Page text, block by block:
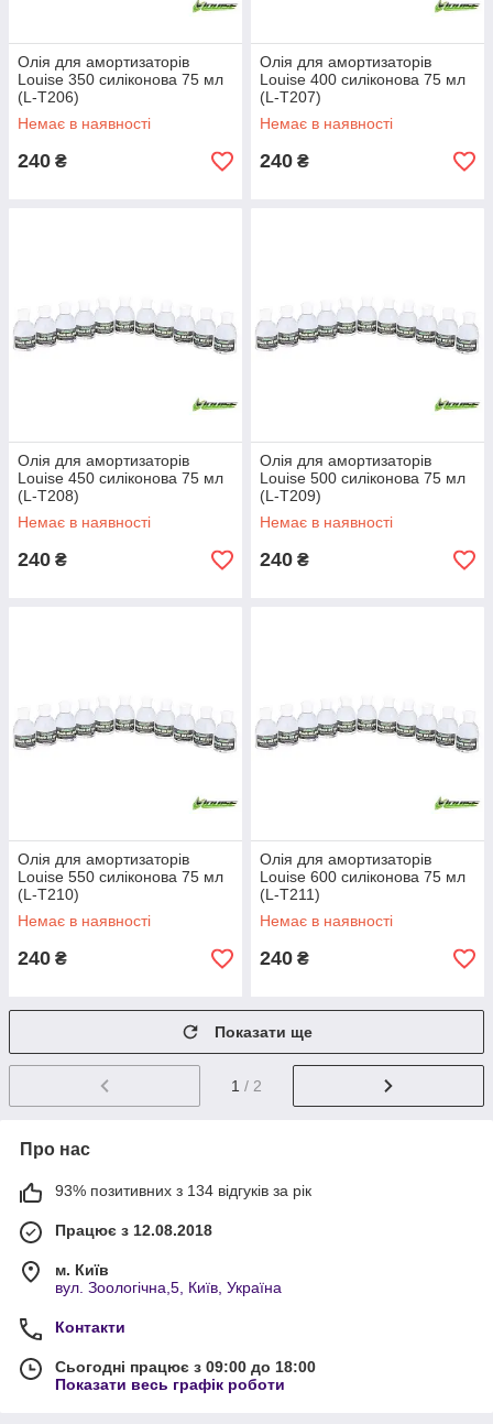
Олія для амортизаторів
Louise 350 силіконова 75 мл
(L-T206)
Немає в наявності
240 ₴
Олія для амортизаторів
Louise 400 силіконова 75 мл
(L-T207)
Немає в наявності
240 ₴
Олія для амортизаторів
Louise 450 силіконова 75 мл
(L-T208)
Немає в наявності
240 ₴
Олія для амортизаторів
Louise 500 силіконова 75 мл
(L-T209)
Немає в наявності
240 ₴
Олія для амортизаторів
Louise 550 силіконова 75 мл
(L-T210)
Немає в наявності
240 ₴
Олія для амортизаторів
Louise 600 силіконова 75 мл
(L-T211)
Немає в наявності
240 ₴
Показати ще
1 / 2
Про нас
93% позитивних з 134 відгуків за рік
Працює з 12.08.2018
м. Київ
вул. Зоологічна,5, Київ, Україна
Контакти
Сьогодні працює з 09:00 до 18:00
Показати весь графік роботи